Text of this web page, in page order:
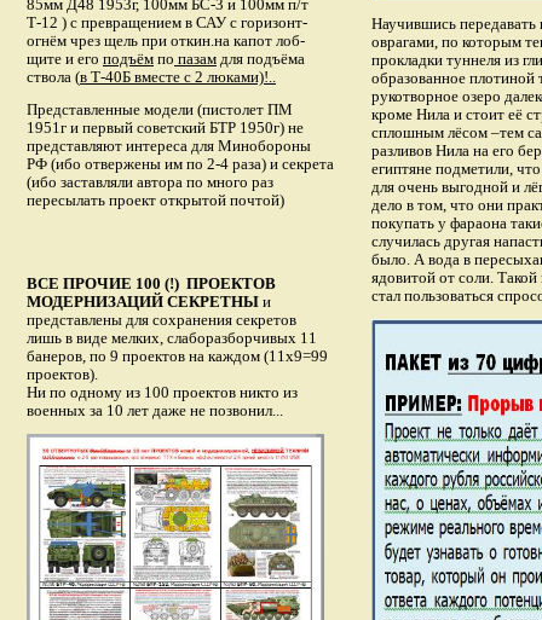
85мм Д48 1953г, 100мм БС-3 и 100мм п/т
Т-12 ) с превращением в САУ с горизонт-
огнём чрез щель при откин.на капот лоб-
щите и его подъём по пазам для подъёма
ствола (в Т-40Б вместе с 2 люками)!..
Представленные модели (пистолет ПМ
1951г и первый советский БТР 1950г) не
представляют интереса для Минобороны
РФ (ибо отвержены им по 2-4 раза) и секрета
(ибо заставляли автора по много раз
пересылать проект открытой почтой)
ВСЕ ПРОЧИЕ 100 (!) ПРОЕКТОВ
МОДЕРНИЗАЦИЙ СЕКРЕТНЫ и
представлены для сохранения секретов
лишь в виде мелких, слаборазборчивых 11
банеров, по 9 проектов на каждом (11х9=99
проектов).
Ни по одному из 100 проектов никто из
военных за 10 лет даже не позвонил...
Научившись передавать
оврагами, по которым
прокладки туннеля из
образованное
рукотворное озеро
кроме Нила и стоит её
сплошным лёсом –тем
разливов Нила на его
египтяне подметили,
для очень выгодной и
дело в том, что они
покупать у фараона
случилась другая
было. А вода в
ядовитой от соли.
стал пользоваться